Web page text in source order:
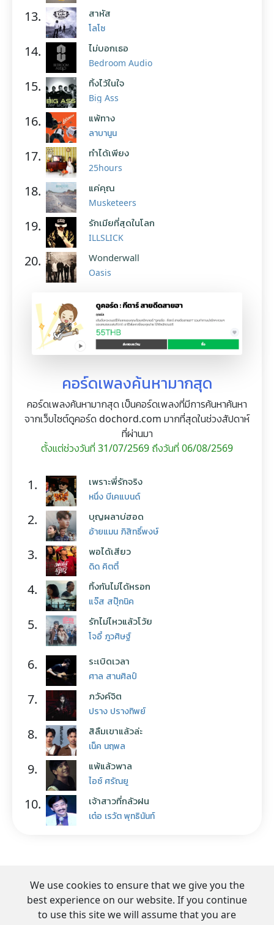
13. สาหัส
โลโซ
14. ไม่บอกเธอ
Bedroom Audio
15. ทิ้งไว้ในใจ
Big Ass
16. แพ้ทาง
ลาบานูน
17. ทำได้เพียง
25hours
18. แค่คุณ
Musketeers
19. รักเมียที่สุดในโลก
ILLSLICK
20. Wonderwall
Oasis
คอร์ดเพลงค้นหามากสุด
คอร์ดเพลงค้นหามากสุด เป็นคอร์ดเพลงที่มีการค้นหาค้นหา
จากเว็บไซต์ดูคอร์ด dochord.com มากที่สุดในช่วงสัปดาห์
ที่ผ่านมา
ตั้งแต่ช่วงวันที่ 31/07/2569 ถึงวันที่ 06/08/2569
1. เพราะพี่รักจริง
หนึ่ง บีเคแบนด์
2. บุญผลาบ่ฮอด
อ้ายแมน ภิสิทธิ์พงษ์
3. พอได้เสียว
ดิด คิตตี้
4. ทิ้งกันไม่ได้หรอก
แจ๊ส สปุ๊กนิค
5. รักไม่ไหวแล้วโว้ย
โจอี้ ภูวศิษฐ์
6. ระเบิดเวลา
ศาล สานศิลป์
7. ภวังค์จิต
ปราง ปรางทิพย์
8. สิลืมเขาแล้วล่ะ
เน็ค นฤพล
9. แพ้แล้วพาล
ไอซ์ ศรัณยู
10. เจ้าสาวที่กลัวฝน
เต๋อ เรวัต พุทธินันท์
We use cookies to ensure that we give you the
best experience on our website. If you continue
to use this site we will assume that you are